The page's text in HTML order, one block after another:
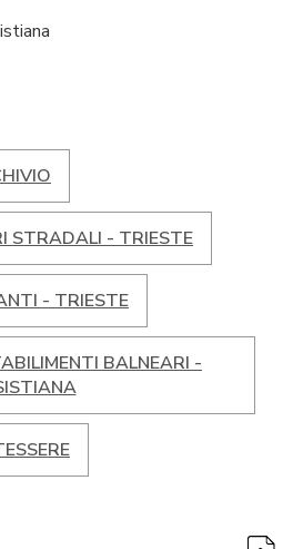
STRADALI - TRIESTE
- TRIESTE
BALNEARI -